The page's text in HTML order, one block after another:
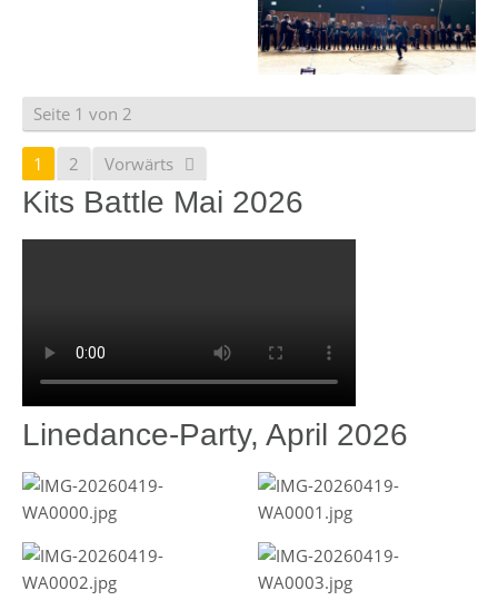
Seite 1 von 2
1 2 Vorwärts
Kits Battle Mai 2026
Linedance-Party, April 2026